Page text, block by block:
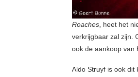
Roaches, heet het
verkrijgbaar zal zijn.
ook de aankoop van
Aldo Struyf is ook dit